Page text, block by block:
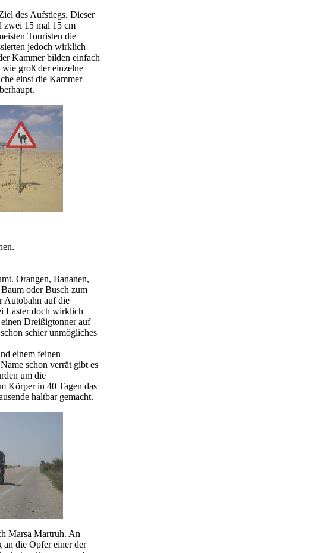
des Aufstiegs. Dieser
zwei 15 mal 15 cm
Touristen die
jedoch wirklich
Kammer bilden einfach
groß der einzelne
einst die Kammer
Orangen, Bananen,
oder Busch zum
Autobahn auf die
Laster doch wirklich
Dreißigtonner auf
schier unmögliches
einem feinen
schon verrät gibt es
um die
Körper in 40 Tagen das
haltbar gemacht.
Marsa Martruh. An
an die Opfer einer der